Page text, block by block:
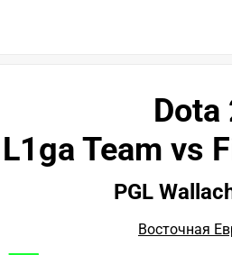
Dota
L1ga Team vs
PGL
Восточная